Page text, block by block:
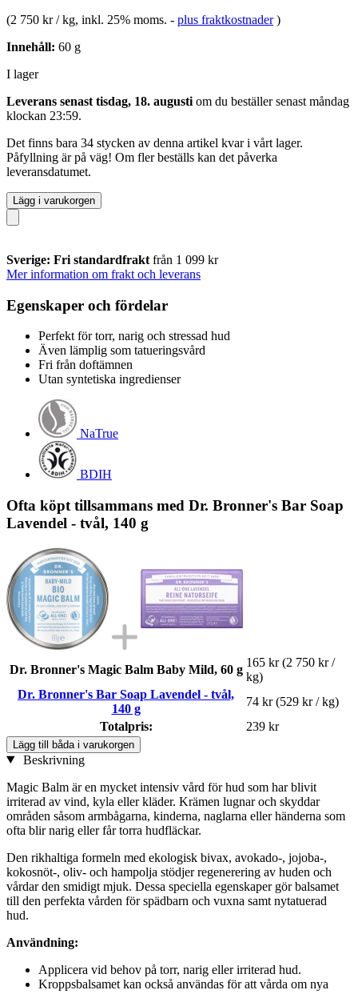
(2 750 kr / kg, inkl. 25% moms. - plus fraktkostnader )
Innehåll: 60 g
I lager
Leverans senast tisdag, 18. augusti om du beställer senast måndag
klockan 23:59.
Det finns bara 34 stycken av denna artikel kvar i vårt lager.
Påfyllning är på väg! Om fler beställs kan det påverka
leveransdatumet.
Lägg i varukorgen
Sverige: Fri standardfrakt från 1 099 kr
Mer information om frakt och leverans
Egenskaper och fördelar
Perfekt för torr, narig och stressad hud
Även lämplig som tatueringsvård
Fri från doftämnen
Utan syntetiska ingredienser
NaTrue
BDIH
Ofta köpt tillsammans med Dr. Bronner's Bar Soap
Lavendel - tvål, 140 g
Dr. Bronner's Magic Balm Baby Mild, 60 g
165 kr (2 750 kr /
kg)
Dr. Bronner's Bar Soap Lavendel - tvål,
140 g
74 kr (529 kr / kg)
Totalpris:
239 kr
Lägg till båda i varukorgen
Beskrivning
Magic Balm är en mycket intensiv vård för hud som har blivit
irriterad av vind, kyla eller kläder. Krämen lugnar och skyddar
områden såsom armbågarna, kinderna, naglarna eller händerna som
ofta blir narig eller får torra hudfläckar.
Den rikhaltiga formeln med ekologisk bivax, avokado-, jojoba-,
kokosnöt-, oliv- och hampolja stödjer regenerering av huden och
vårdar den smidigt mjuk. Dessa speciella egenskaper gör balsamet
till den perfekta vården för spädbarn och vuxna samt nytatuerad
hud.
Användning:
Applicera vid behov på torr, narig eller irriterad hud.
Kroppsbalsamet kan också användas för att vårda om nya